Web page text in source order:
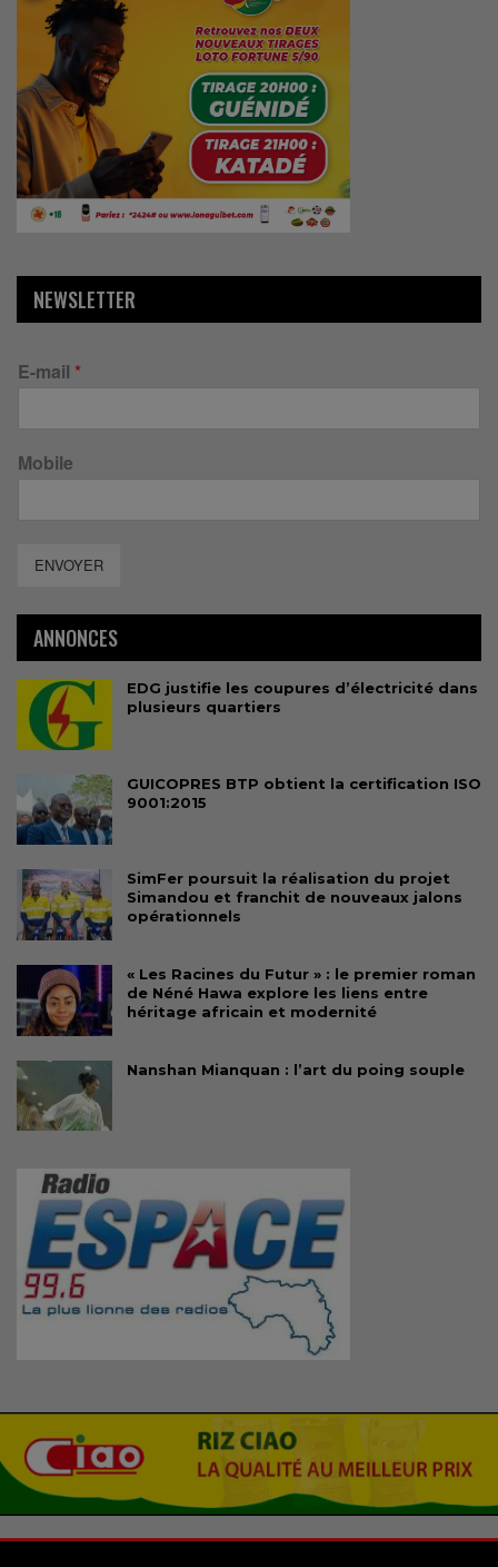
NEWSLETTER
E-mail *
Mobile
ENVOYER
ANNONCES
EDG justifie les coupures d’électricité dans
plusieurs quartiers
GUICOPRES BTP obtient la certification ISO
9001:2015
SimFer poursuit la réalisation du projet
Simandou et franchit de nouveaux jalons
opérationnels
« Les Racines du Futur » : le premier roman
de Néné Hawa explore les liens entre
héritage africain et modernité
Nanshan Mianquan : l’art du poing souple